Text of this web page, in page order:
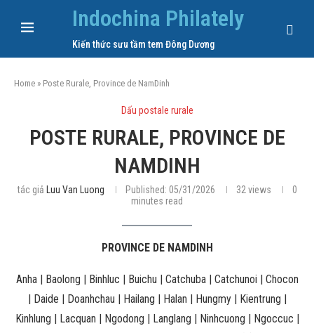
Indochina Philately
Kiến thức sưu tầm tem Đông Dương
Home » Poste Rurale, Province de NamDinh
Dấu postale rurale
POSTE RURALE, PROVINCE DE
NAMDINH
tác giả Luu Van Luong Published: 05/31/2026 32 views
0
minutes read
PROVINCE DE NAMDINH
Anha | Baolong | Binhluc | Buichu | Catchuba | Catchunoi | Chocon
| Daide | Doanhchau | Hailang | Halan | Hungmy | Kientrung |
Kinhlung | Lacquan | Ngodong | Langlang | Ninhcuong | Ngoccuc |